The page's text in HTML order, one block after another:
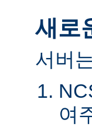
새로
서버
여